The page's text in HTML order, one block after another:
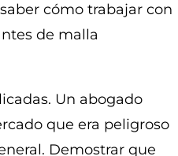
cómo trabajar con
de malla
Un abogado
que era peligroso
Demostrar que